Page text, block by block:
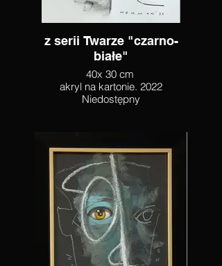
z serii Twarze "czarno-
białe"
40x 30 cm
akryl na kartonie. 2022
Niedostępny